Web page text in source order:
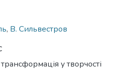
, В. Сильвестров
у творчості